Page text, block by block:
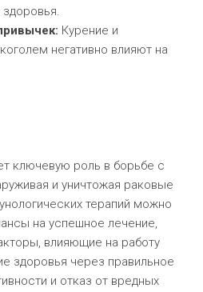
Курение и
негативно влияют на
ключевую роль в борьбе с
и уничтожая раковые
терапий можно
на успешное лечение,
влияющие на работу
здоровья через правильное
и отказ от вредных